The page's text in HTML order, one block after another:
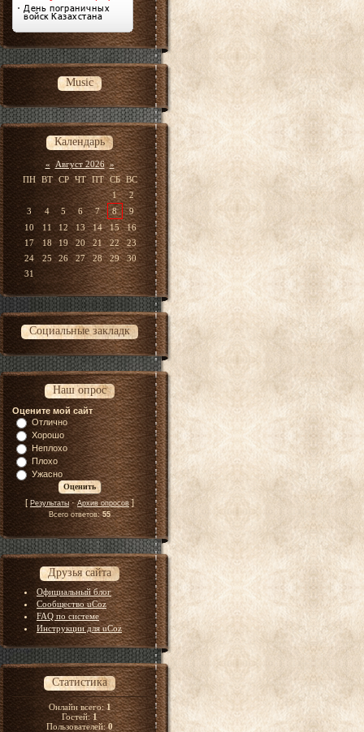
Music
Календарь
« Август 2026 »
ПН ВТ СР ЧТ ПТ СБ ВС
1
2
3
4 5 6 7 8
9
10
11 12 13 14 15
16
17
18 19 20 21 22
23
24
25 26 27 28 29
30
31
Социальные закладк
Наш опрос
Оцените мой сайт
Отлично
Хорошо
Неплохо
Плохо
Ужасно
[ Результаты·Архив опросов]
Всего ответов:55
Друзья сайта
Официальный блог
Сообщество uCoz
FAQ по системе
Инструкции для uCoz
Статистика
Онлайн всего:1
Гостей:1
Пользователей:0